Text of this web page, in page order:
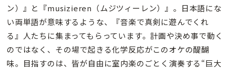
ン）』と『musizieren（ムジツィーレン）』。日本語にな
い両単語が意味するような、『音楽で真剣に遊んでくれ
る』人たちに集まってもらっています。計画や決め事で動く
のではなく、その場で起きる化学反応がこのオケの醍醐
味。目指すのは、皆が自由に室内楽のごとく演奏する“巨大